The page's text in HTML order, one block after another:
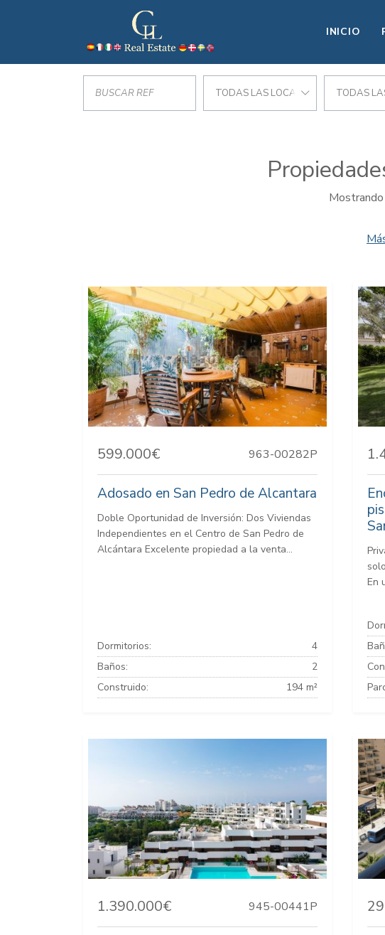
INICIO
TODAS LAS LOCALIZACIONESTODAS
599.000€ 963-00282P
Adosado en San Pedro de Alcantara
Doble Oportunidad de Inversión: Dos Viviendas
Independientes en el Centro de San Pedro de
Alcántara Excelente propiedad a la venta...
Dormitorios:
4
Baños:
2
Construido:
194 m²
En
1.390.000€ 945-00441P